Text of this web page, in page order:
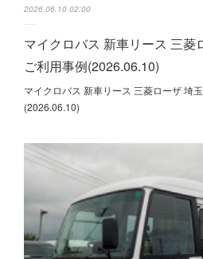
2026.06.10 02:00
マイクロバス 新車リース 三菱
ご利用事例(2026.06.10)
マイクロバス 新車リース 三菱ローザ 埼
(2026.06.10)